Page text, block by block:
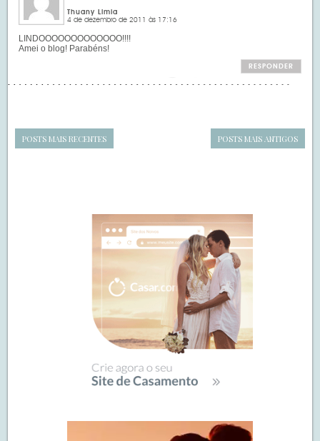
Thuany Limia
4 de dezembro de 2011 às 17:16
LINDOOOOOOOOOOOOO!!!!
Amei o blog! Parabéns!
RESPONDER
POSTS MAIS RECENTES POSTS MAIS ANTIGOS
SIDEBAR